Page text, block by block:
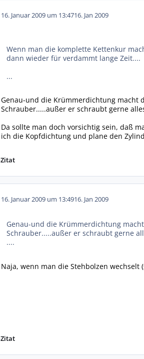
16. Januar 2009 um 13:4716. Jan 2009
Wenn man die komplette Kettenkur
dann wieder für verdammt lange Zeit....
...
Genau-und die Krümmerdichtung macht
Schrauber.....außer er schraubt gerne
Da sollte man doch vorsichtig sein, daß
ich die Kopfdichtung und plane den
Zitat
16. Januar 2009 um 13:4916. Jan 2009
Genau-und die Krümmerdichtung
Schrauber.....außer er schraubt gerne
....
Naja, wenn man die Stehbolzen
Zitat